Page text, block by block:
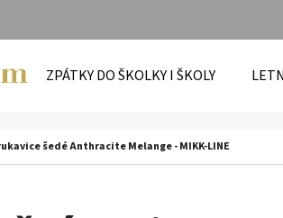
ZPÁTKY DO ŠKOLKY I ŠKOLY
šedé Anthracite Melange - MIKK-LINE